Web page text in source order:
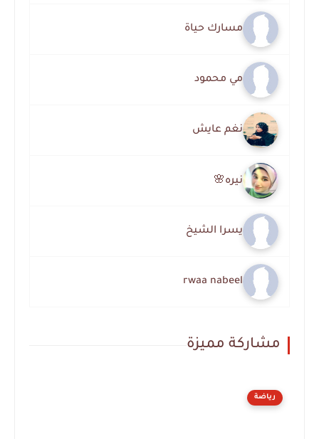
مسارك حياة
مي محمود
نغم عايش
نيره🌸
يسرا الشيخ
rwaa nabeel
مشاركة مميزة
رياضة